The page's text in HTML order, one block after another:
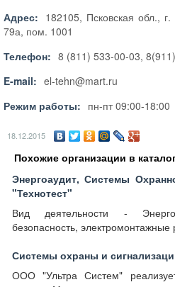
Адрес: 182105, Псковская обл.,
79а, пом. 1001
Телефон: 8 (811) 533-00-03,
E-mail: el-tehn@mart.ru
Режим работы: пн-пт 09:00-18:00
18.12.2015
Похожие организации в
Энергоаудит, Системы
"Технотест"
Вид деятельности -
безопасность,
Системы охраны и
ООО "Ультра Систем"